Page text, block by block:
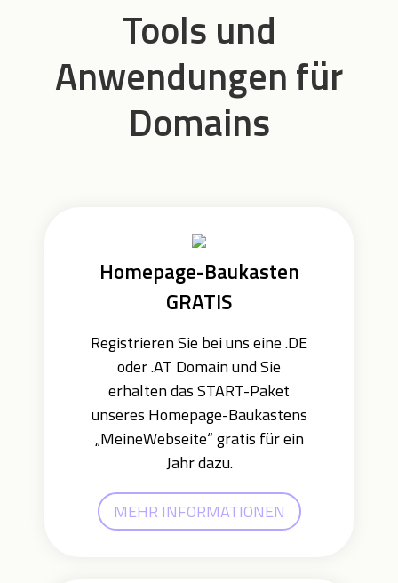
Tools und
Anwendungen für
Domains
Homepage-Baukasten
GRATIS
Registrieren Sie bei uns eine .DE
oder .AT Domain und Sie
erhalten das START-Paket
unseres Homepage-Baukastens
„MeineWebseite“ gratis für ein
Jahr dazu.
MEHR INFORMATIONEN